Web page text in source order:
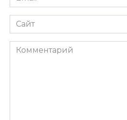
*
Сайт
Комментарий